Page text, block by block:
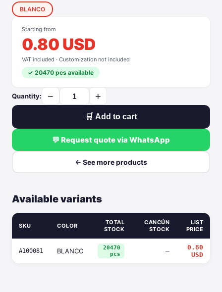
BLANCO
Starting from
0.80 USD
VAT included · Customization not included
✓ 20470 pcs available
Quantity: − +
🛒 Add to cart
💬 Request quote via WhatsApp
← See more products
Available variants
SKU COLOR
TOTAL
STOCK
CANCÚN
STOCK
LIST
PRICE
A100081 BLANCO
20470
pcs
—
0.80
USD